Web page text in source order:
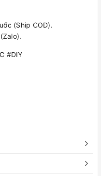
(Ship COD).
#DIY